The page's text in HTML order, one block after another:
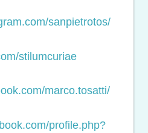
sanpietrotos/
stilumcuriae
marco.tosatti/
profile.php?